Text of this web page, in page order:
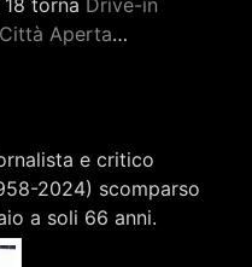
Aperta…
e critico
2024) scomparso
a soli 66 anni.